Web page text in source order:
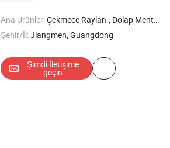
Ana Ürünler:Çekmece Rayları , Dolap Menteşeleri , Kapı Menteşeleri , Mutfak Aksesuarları , Gardırop Aksesuarları
Şehir/İl:Jiangmen, Guangdong
Şimdi İletişime
geçin